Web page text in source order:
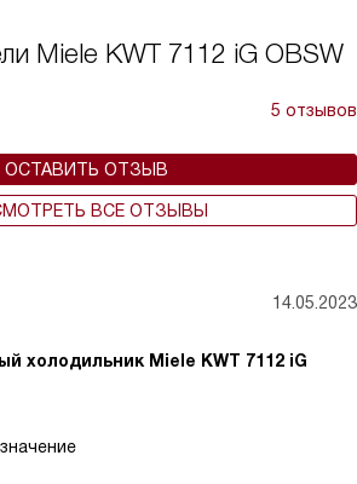
Miele KWT 7112 iG OBSW
5 отзывов
ОСТАВИТЬ ОТЗЫВ
ВСЕ ОТЗЫВЫ
14.05.2023
холодильник Miele KWT 7112 iG